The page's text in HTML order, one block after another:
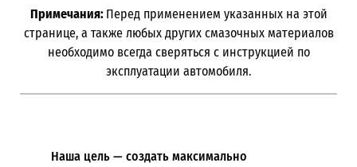
Примечания: Перед применением указанных на этой
странице, а также любых других смазочных материалов
необходимо всегда сверяться с инструкцией по
эксплуатации автомобиля.
Наша цель — создать максимально